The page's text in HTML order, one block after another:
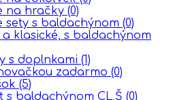
na hračky (0)
sety s baldachýnom (0)
a klasické, s baldachýnom
s doplnkami (1)
zadarmo (0)
(5)
s baldachýnom CL,Š (0)